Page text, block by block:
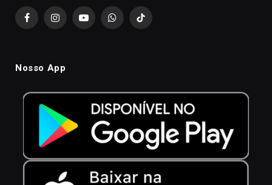
FacebookInstagramYouTubeWhatsAppTikTok
Nosso App